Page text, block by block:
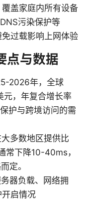
盖家庭内所有设备
污染保护等
过载影响上网体验
点与数据
2026年，全球
元，年复合增长率
护与跨境访问的需
多数地区提供比
常下降10-40ms，
定。
器负载、网络拥
启情况